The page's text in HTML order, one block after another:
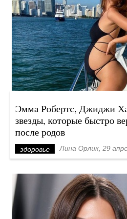
Эмма Робертс, Джиджи
звезды, которые быстро
после родов
здоровье Лина Орлик, 29